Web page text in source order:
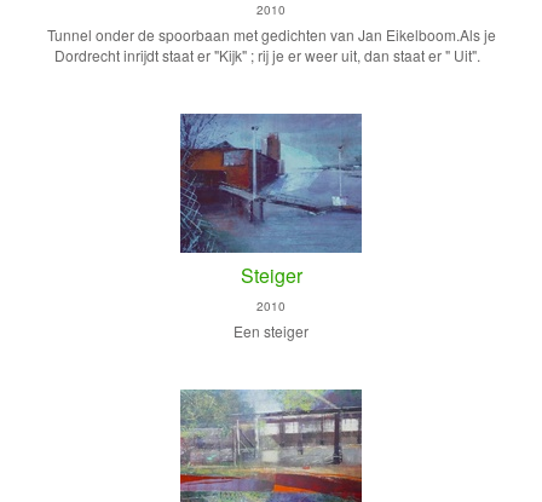
2010
Tunnel onder de spoorbaan met gedichten van Jan Eikelboom.Als je
Dordrecht inrijdt staat er "Kijk" ; rij je er weer uit, dan staat er " Uit".
Steiger
2010
Een steiger